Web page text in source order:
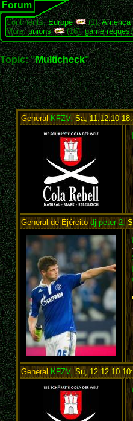
Forum
Continents:Europe (1),America
More:unions (16),game
Topic: "Multicheck"
General KFZV, Sa, 11.12.10
General de Ejércitodj peter 2,
General KFZV,Su, 12.12.10